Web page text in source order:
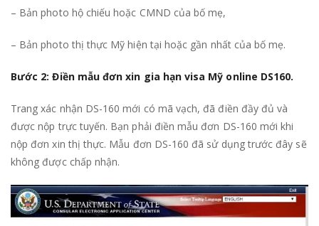
– Bản photo hộ chiếu hoặc CMND của bố mẹ,
– Bản photo thị thực Mỹ hiện tại hoặc gần nhất của bố mẹ.
Bước 2: Điền mẫu đơn xin gia hạn visa Mỹ online DS160.
Trang xác nhận DS-160 mới có mã vạch, đã điền đầy đủ và
được nộp trực tuyến. Bạn phải điền mẫu đơn DS-160 mới khi
nộp đơn xin thị thực. Mẫu đơn DS-160 đã sử dụng trước đây sẽ
không được chấp nhận.